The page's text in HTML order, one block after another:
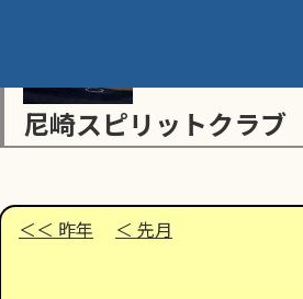
尼崎スピリットクラ
昨年 先月